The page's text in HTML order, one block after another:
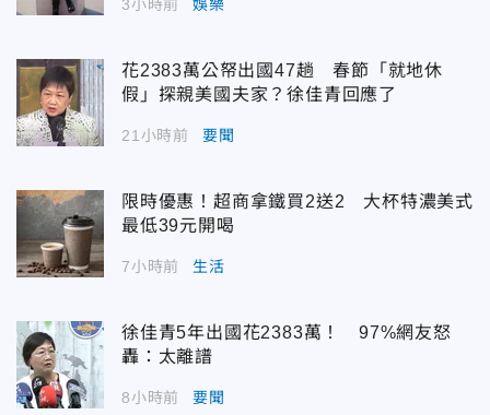
3小時前 娛樂
花2383萬公帑出國47趟 春節「就地休
假」探親美國夫家？徐佳青回應了
21小時前 要聞
限時優惠！超商拿鐵買2送2 大杯特濃美式
最低39元開喝
7小時前 生活
徐佳青5年出國花2383萬！ 97%網友怒
轟：太離譜
8小時前 要聞